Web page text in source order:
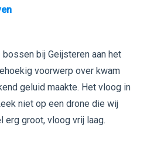
bij Geijsteren aan het
voorwerp over kwam
geluid maakte. Het vloog in
niet op een drone die wij
erg groot, vloog vrij laag.